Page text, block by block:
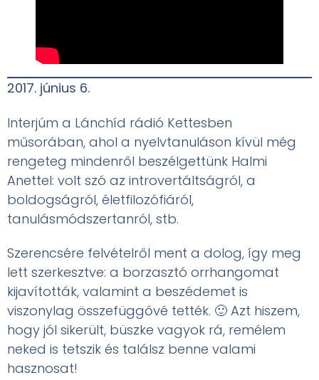
2017. június 6.
Interjúm a Lánchíd rádió Kettesben
műsorában, ahol a nyelvtanuláson kívül még
rengeteg mindenről beszélgettünk Halmi
Anettel: volt szó az introvertáltságról, a
boldogságról, életfilozófiáról,
tanulásmódszertanról, stb.
Szerencsére felvételről ment a dolog, így meg
lett szerkesztve: a borzasztó orrhangomat
kijavították, valamint a beszédemet is
viszonylag összefüggővé tették. 🙂 Azt hiszem,
hogy jól sikerült, büszke vagyok rá, remélem
neked is tetszik és találsz benne valami
hasznosat!